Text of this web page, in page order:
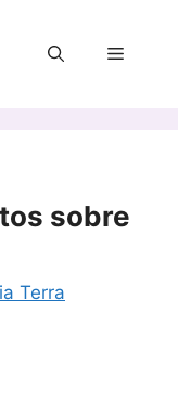
Menu
sobre
Terra